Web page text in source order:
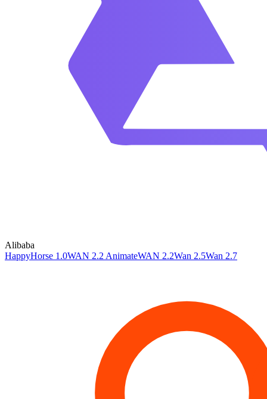
Alibaba
HappyHorse 1.0WAN 2.2 AnimateWAN 2.2Wan 2.5Wan 2.7